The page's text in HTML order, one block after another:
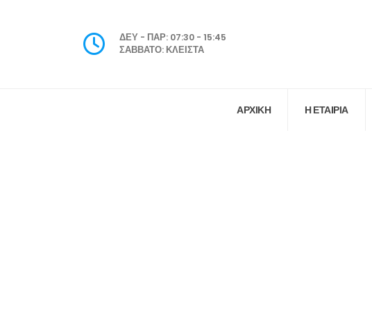
ΔΕΥ - ΠΑΡ: 07:30 - 15:45
ΣΑΒΒΑΤΟ: ΚΛΕΙΣΤΑ
ΑΡΧΙΚΗ Η ΕΤΑΙΡΙΑ